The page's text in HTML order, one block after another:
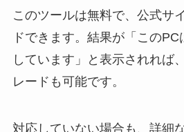
このツールは無料で、公式サ
ドできます。結果が「この
しています」と表示されれば
レードも可能です。
対応していない場合も、詳細